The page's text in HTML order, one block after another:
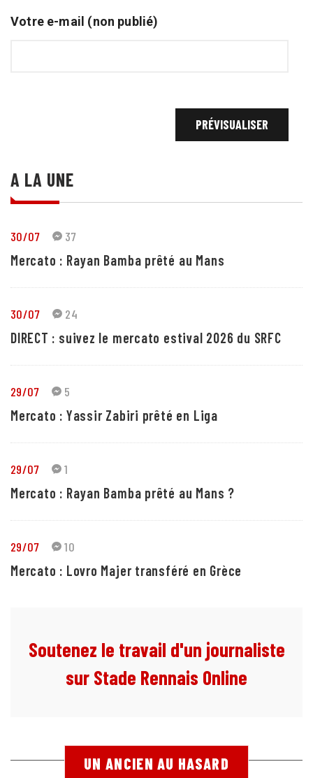
Votre e-mail (non publié)
A LA UNE
30/07 37
Mercato : Rayan Bamba prêté au Mans
30/07 24
DIRECT : suivez le mercato estival 2026 du SRFC
29/07 5
Mercato : Yassir Zabiri prêté en Liga
29/07 1
Mercato : Rayan Bamba prêté au Mans ?
29/07 10
Mercato : Lovro Majer transféré en Grèce
Soutenez le travail d'un journaliste
sur Stade Rennais Online
UN ANCIEN AU HASARD